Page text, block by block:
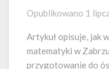
Opublikowano 1
Artykuł opisuje, jak
matematyki w
przygotowanie do